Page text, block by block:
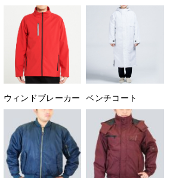
ウィンドブレーカー ベンチコート